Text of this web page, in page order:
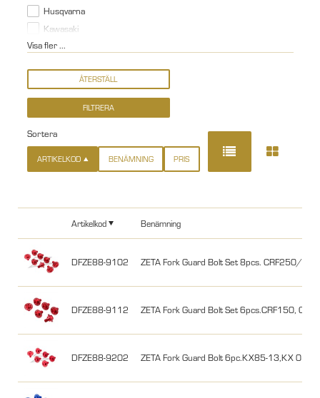
Husqvarna
Kawasaki
Visa fler ...
Sortera
ARTIKELKOD BENÄMNING PRIS
Artikelkod Benämning
DFZE88-9102 ZETA Fork Guard Bolt Set 8pcs. CRF250/
DFZE88-9112 ZETA Fork Guard Bolt Set 6pcs.CRF150,
DFZE88-9202 ZETA Fork Guard Bolt 6pc.KX85-13,KX 05-